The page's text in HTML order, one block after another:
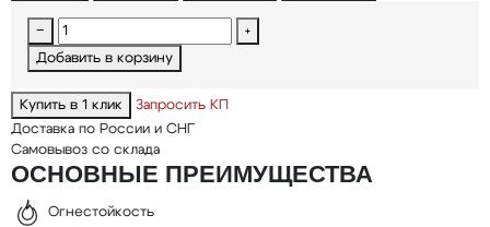
−
+
Добавить в корзину
Купить в 1 клик
Запросить КП
Доставка по России и СНГ
Самовывоз со склада
ОСНОВНЫЕ ПРЕИМУЩЕСТВА
Огнестойкость